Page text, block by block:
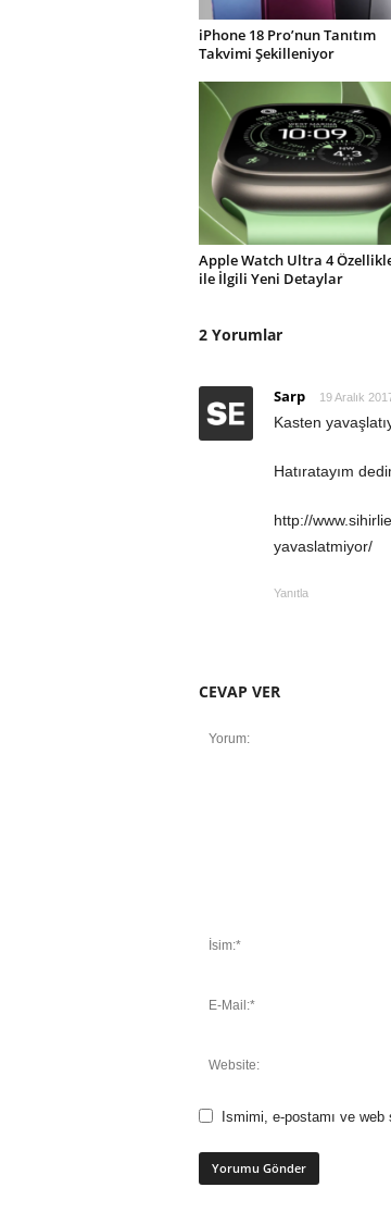
iPhone 18 Pro’nun Tanıtım
Takvimi Şekilleniyor
Apple Watch Ultra 4
ile İlgili Yeni Detaylar
2 Yorumlar
Sarp 19 Aralık
Kasten
Hatıratayım
http://
yavaslatmiyor/
Yanıtla
CEVAP VER
Ismimi, e-postamı ve